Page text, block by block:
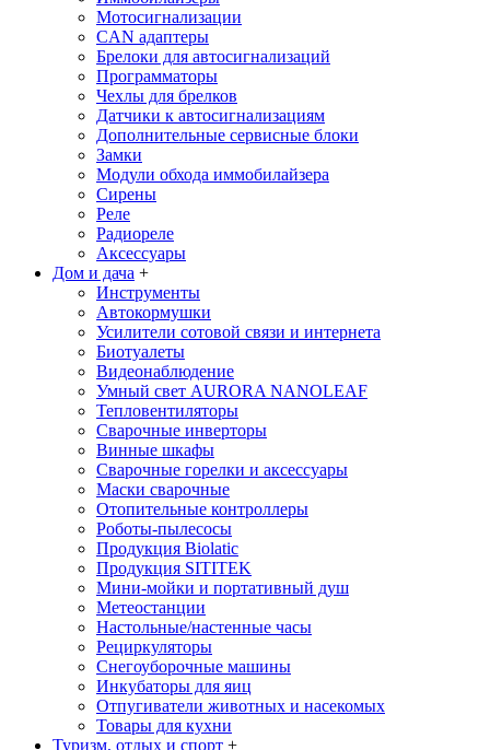
Мотосигнализации
CAN адаптеры
Брелоки для автосигнализаций
Программаторы
Чехлы для брелков
Датчики к автосигнализациям
Дополнительные сервисные блоки
Замки
Модули обхода иммобилайзера
Сирены
Реле
Радиореле
Аксессуары
Дом и дача +
Инструменты
Автокормушки
Усилители сотовой связи и интернета
Биотуалеты
Видеонаблюдение
Умный свет AURORA NANOLEAF
Тепловентиляторы
Сварочные инверторы
Винные шкафы
Сварочные горелки и аксессуары
Маски сварочные
Отопительные контроллеры
Роботы-пылесосы
Продукция Biolatic
Продукция SITITEK
Мини-мойки и портативный душ
Метеостанции
Настольные/настенные часы
Рециркуляторы
Снегоуборочные машины
Инкубаторы для яиц
Отпугиватели животных и насекомых
Товары для кухни
Туризм, отдых и спорт +